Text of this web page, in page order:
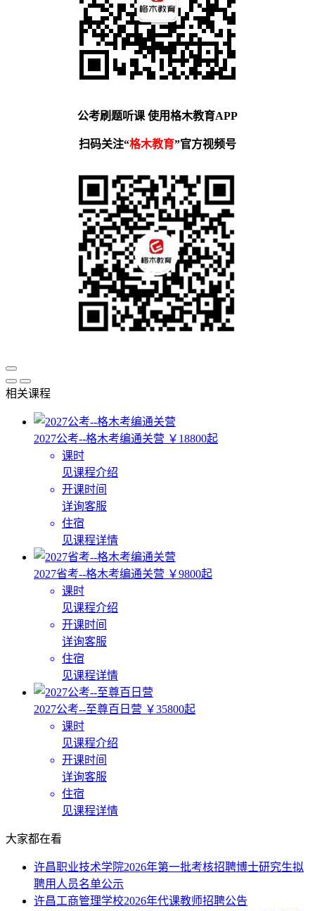
公考刷题听课 使用格木教育APP
扫码关注“格木教育”官方视频号
相关课程
2027公考--格木考编通关营 ￥18800起
课时
见课程介绍
开课时间
详询客服
住宿
见课程详情
2027省考--格木考编通关营 ￥9800起
课时
见课程介绍
开课时间
详询客服
住宿
见课程详情
2027公考--至尊百日营 ￥35800起
课时
见课程介绍
开课时间
详询客服
住宿
见课程详情
大家都在看
许昌职业技术学院2026年第一批考核招聘博士研究生拟
聘用人员名单公示
许昌工商管理学校2026年代课教师招聘公告